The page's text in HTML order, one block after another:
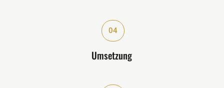
04
Umsetzung